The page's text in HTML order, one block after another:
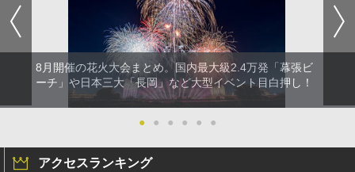
8月開催の花火大会まとめ。国内最大級2.4万発「幕張ビ
ーチ」や日本三大「長岡」など大型イベント目白押し！
● ● ● ● ● ●
アクセスランキング